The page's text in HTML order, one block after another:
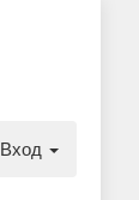
Вход